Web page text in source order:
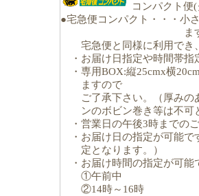
コンパクト便
●宅急便コンパクト・・・小
ます
宅急便と同様に利用でき
・お届け日指定や時間帯指
・専用BOX:縦25cmx横
ますので
ご了承下さい。（厚みの
ンのボビン巻き等は不可
・営業日の午後3時までの
・お届け日の指定が可能で
定となります。）
・お届け時間の指定が可能
①午前中
②14時～16時